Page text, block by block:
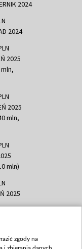
2024
2024
2025
2025
mln,
mln)
2025
350
zgody na